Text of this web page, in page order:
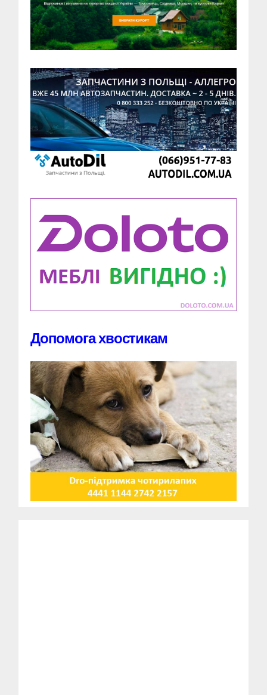
Допомога хвостикам